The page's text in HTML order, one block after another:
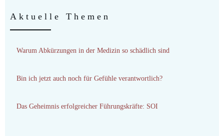
Aktuelle Themen
Warum Abkürzungen in der Medizin so schädlich sind
Bin ich jetzt auch noch für Gefühle verantwortlich?
Das Geheimnis erfolgreicher Führungskräfte: SOI